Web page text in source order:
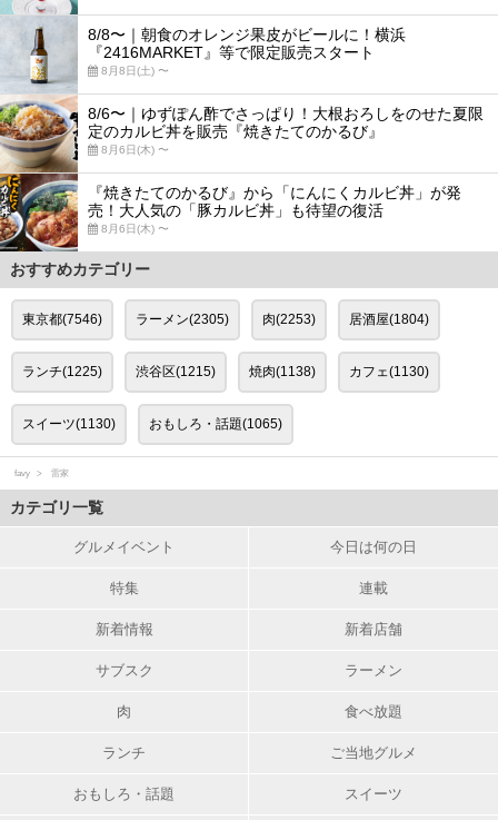
8/8〜｜朝食のオレンジ果皮がビールに！横浜
『2416MARKET』等で限定販売スタート
8月8日(土) 〜
8/6〜｜ゆずぽん酢でさっぱり！大根おろしをのせた夏限
定のカルビ丼を販売『焼きたてのかるび』
8月6日(木) 〜
『焼きたてのかるび』から「にんにくカルビ丼」が発
売！大人気の「豚カルビ丼」も待望の復活
8月6日(木) 〜
おすすめカテゴリー
東京都(7546) ラーメン(2305) 肉(2253) 居酒屋(1804)
ランチ(1225) 渋谷区(1215) 焼肉(1138) カフェ(1130)
スイーツ(1130) おもしろ・話題(1065)
favy 雷家
カテゴリ一覧
グルメイベント 今日は何の日
特集 連載
新着情報 新着店舗
サブスク ラーメン
肉 食べ放題
ランチ ご当地グルメ
おもしろ・話題 スイーツ